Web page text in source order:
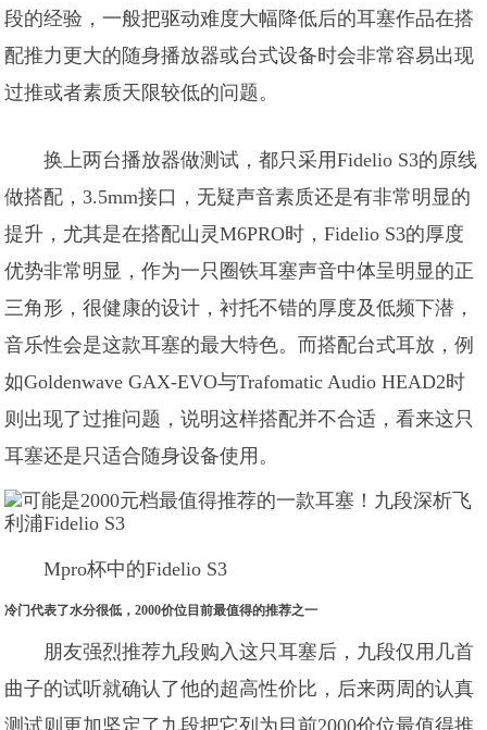
段的经验，一般把驱动难度大幅降低后的耳塞作品在搭
配推力更大的随身播放器或台式设备时会非常容易出现
过推或者素质天限较低的问题。
换上两台播放器做测试，都只采用Fidelio S3的原线
做搭配，3.5mm接口，无疑声音素质还是有非常明显的
提升，尤其是在搭配山灵M6PRO时，Fidelio S3的厚度
优势非常明显，作为一只圈铁耳塞声音中体呈明显的正
三角形，很健康的设计，衬托不错的厚度及低频下潜，
音乐性会是这款耳塞的最大特色。而搭配台式耳放，例
如Goldenwave GAX-EVO与Trafomatic Audio HEAD2时
则出现了过推问题，说明这样搭配并不合适，看来这只
耳塞还是只适合随身设备使用。
Mpro杯中的Fidelio S3
冷门代表了水分很低，2000价位目前最值得的推荐之一
朋友强烈推荐九段购入这只耳塞后，九段仅用几首
曲子的试听就确认了他的超高性价比，后来两周的认真
测试则更加坚定了九段把它列为目前2000价位最值得推